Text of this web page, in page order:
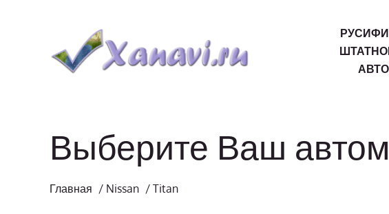
Выберите Ваш
Главная / Nissan / Titan